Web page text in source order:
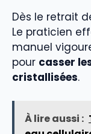
Dès le retrait
Le praticien
manuel
pour casser
cristallisées.
À lire aussi :